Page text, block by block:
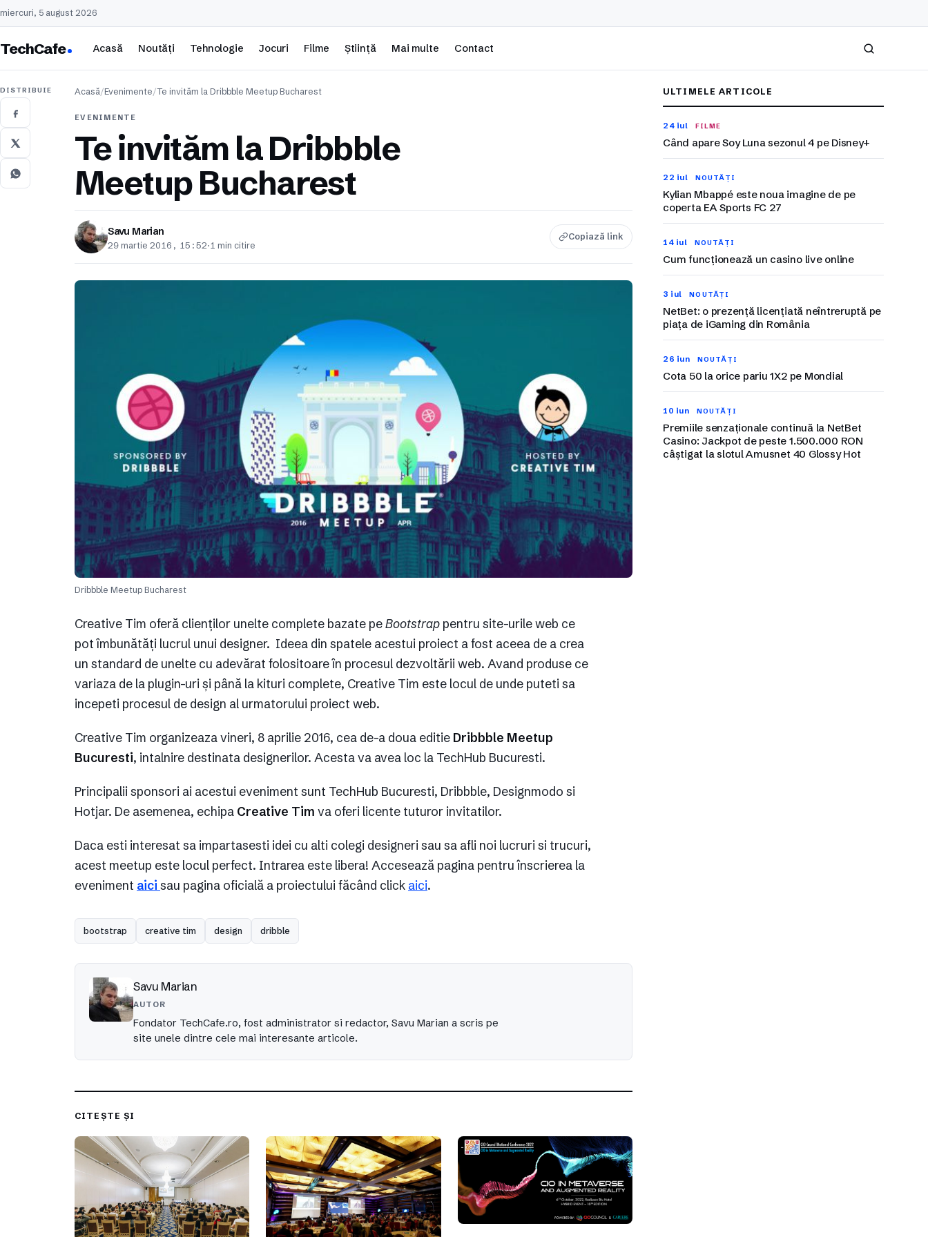
miercuri, 5 august 2026
TechCafe Acasă Noutăți Tehnologie Jocuri Filme Știință Mai multe Contact
Caută
DISTRIBUIE Acasă/Evenimente/Te invităm la Dribbble Meetup Bucharest
EVENIMENTE
Te invităm la Dribbble
Meetup Bucharest
Savu Marian
29 martie 2016, 15:52·1 min citire
Copiază link
Dribbble Meetup Bucharest
Creative Tim oferă clienților unelte complete bazate peBootstrap pentru site-urile web ce
pot îmbunătăți lucrul unui designer. Ideea din spatele acestui proiect a fost aceea de a crea
un standard de unelte cu adevărat folositoare în procesul dezvoltării web. Avand produse ce
variaza de la plugin-uri și până la kituri complete, Creative Tim este locul de unde puteti sa
incepeti procesul de design al urmatorului proiect web.
Creative Tim organizeaza vineri, 8 aprilie 2016, cea de-a doua editie Dribbble Meetup
Bucuresti, intalnire destinata designerilor. Acesta va avea loc la TechHub Bucuresti.
Principalii sponsori ai acestui eveniment sunt TechHub Bucuresti, Dribbble, Designmodo si
Hotjar. De asemenea, echipa Creative Tim va oferi licente tuturor invitatilor.
Daca esti interesat sa impartasesti idei cu alti colegi designeri sau sa afli noi lucruri si trucuri,
acest meetup este locul perfect. Intrarea este libera! Accesează pagina pentru înscrierea la
eveniment aici sau pagina oficială a proiectului făcând click aici.
bootstrap creative tim design dribble
Savu Marian
AUTOR
Fondator TechCafe.ro, fost administrator si redactor, Savu Marian a scris pe
site unele dintre cele mai interesante articole.
CITEȘTE ȘI
ULTIMELE ARTICOLE
24 iul FILME
Când apare Soy Luna sezonul 4 pe Disney+
22 iul NOUTĂȚI
Kylian Mbappé este noua imagine de pe
coperta EA Sports FC 27
14 iul NOUTĂȚI
Cum funcționează un casino live online
3 iul NOUTĂȚI
NetBet: o prezență licențiată neîntreruptă pe
piața de iGaming din România
26 iun NOUTĂȚI
Cota 50 la orice pariu 1X2 pe Mondial
10 iun NOUTĂȚI
Premiile senzaționale continuă la NetBet
Casino: Jackpot de peste 1.500.000 RON
câștigat la slotul Amusnet 40 Glossy Hot